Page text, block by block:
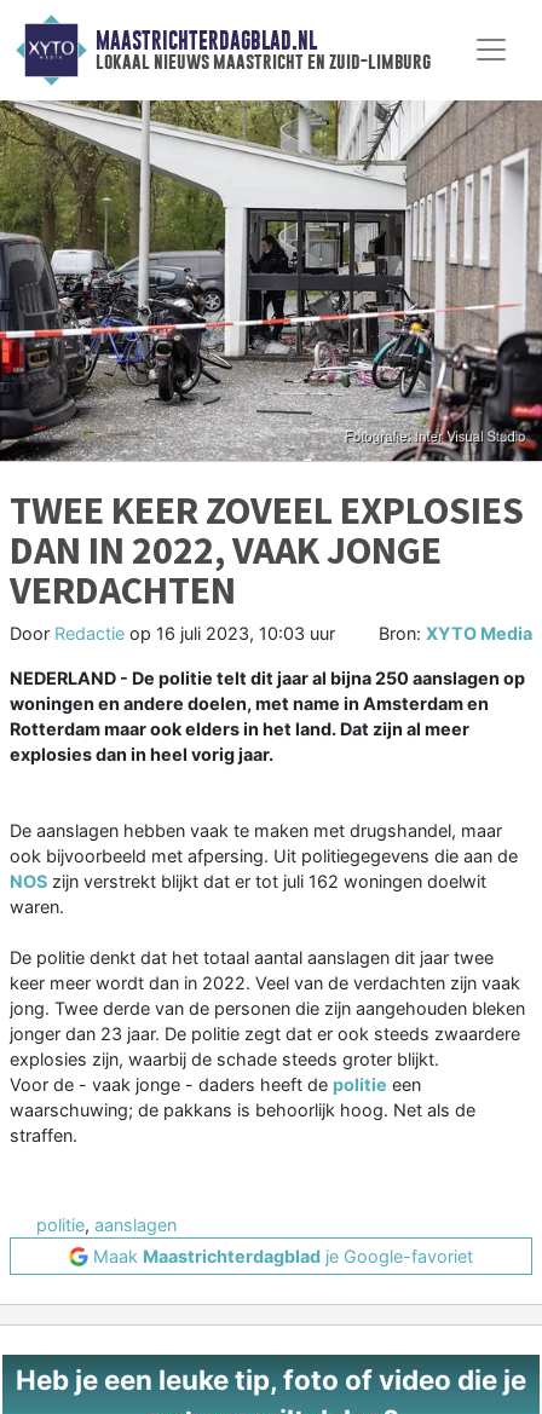
MAASTRICHTERDAGBLAD.NL
lokaal nieuws maastricht en zuid-limburg
TWEE KEER ZOVEEL EXPLOSIES
DAN IN 2022, VAAK JONGE
VERDACHTEN
Door Redactie op 16 juli 2023, 10:03 uur Bron: XYTO Media
NEDERLAND - De politie telt dit jaar al bijna 250 aanslagen op
woningen en andere doelen, met name in Amsterdam en
Rotterdam maar ook elders in het land. Dat zijn al meer
explosies dan in heel vorig jaar.
De aanslagen hebben vaak te maken met drugshandel, maar
ook bijvoorbeeld met afpersing. Uit politiegegevens die aan de
NOS zijn verstrekt blijkt dat er tot juli 162 woningen doelwit
waren.
De politie denkt dat het totaal aantal aanslagen dit jaar twee
keer meer wordt dan in 2022. Veel van de verdachten zijn vaak
jong. Twee derde van de personen die zijn aangehouden bleken
jonger dan 23 jaar. De politie zegt dat er ook steeds zwaardere
explosies zijn, waarbij de schade steeds groter blijkt.
Voor de - vaak jonge - daders heeft de politie een
waarschuwing; de pakkans is behoorlijk hoog. Net als de
straffen.
politie, aanslagen
Maak Maastrichterdagblad je Google-favoriet
Heb je een leuke tip, foto of video die je